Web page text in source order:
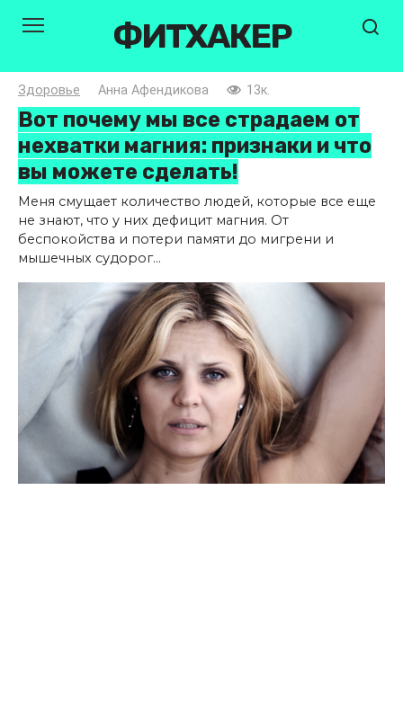
ФИТХАКЕР
Здоровье Анна Афендикова 13к.
Вот почему мы все страдаем от
нехватки магния: признаки и что
вы можете сделать!
Меня смущает количество людей, которые все еще
не знают, что у них дефицит магния. От
беспокойства и потери памяти до мигрени и
мышечных судорог...